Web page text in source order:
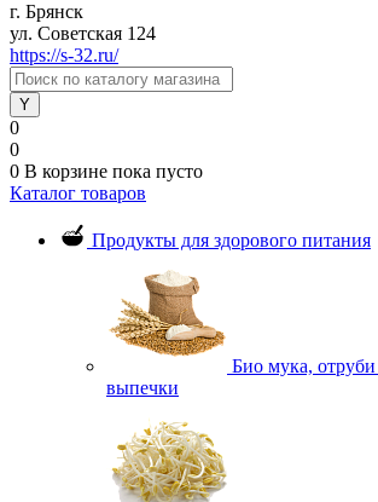
г. Брянск
ул. Советская 124
https://s-32.ru/
0
0
0 В корзине пока пусто
Каталог товаров
Продукты для здорового питания
Био мука, отруби
выпечки